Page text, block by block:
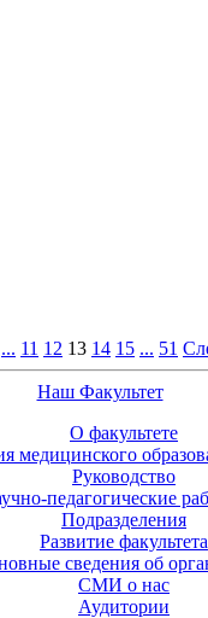
... 11 12 13 14 15 ... 51
Наш Факультет
О факультете
медицинского
Руководство
педагогические
Подразделения
Развитие факультета
сведения об
СМИ о нас
Аудитории